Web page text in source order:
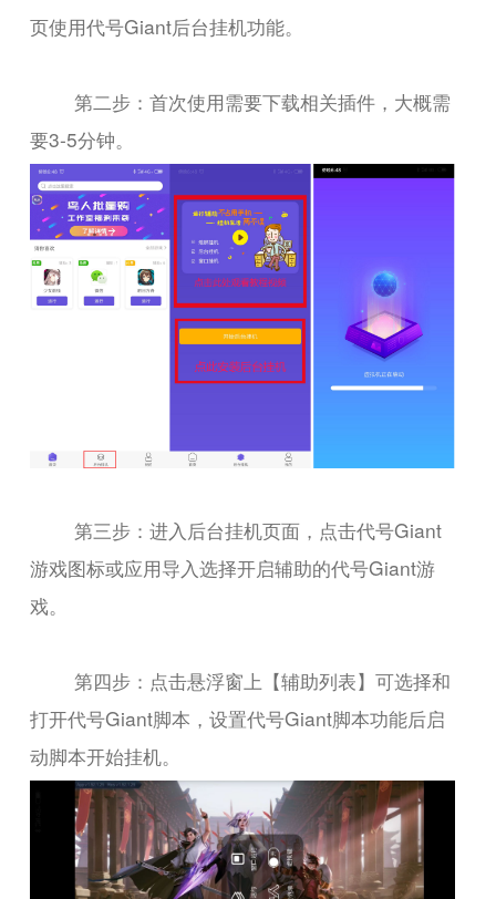
页使用代号Giant后台挂机功能。
第二步：首次使用需要下载相关插件，大概需
要3-5分钟。
第三步：进入后台挂机页面，点击代号Giant
游戏图标或应用导入选择开启辅助的代号Giant游
戏。
第四步：点击悬浮窗上【辅助列表】可选择和
打开代号Giant脚本，设置代号Giant脚本功能后启
动脚本开始挂机。